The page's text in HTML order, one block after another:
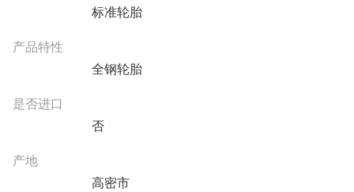
标准轮胎
产品特性
全钢轮胎
是否进口
否
产地
高密市